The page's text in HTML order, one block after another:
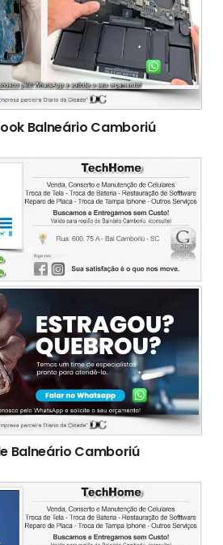
Balneário Camboriú
Balneário Camboriú